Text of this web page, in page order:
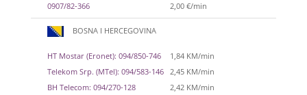
0907/82-366 2,00 €/min
BOSNA I HERCEGOVINA
HT Mostar (Eronet): 094/850-746
1,84 KM/min
Telekom Srp. (MTel): 094/583-146
2,45 KM/min
BH Telecom: 094/270-128
2,42 KM/min